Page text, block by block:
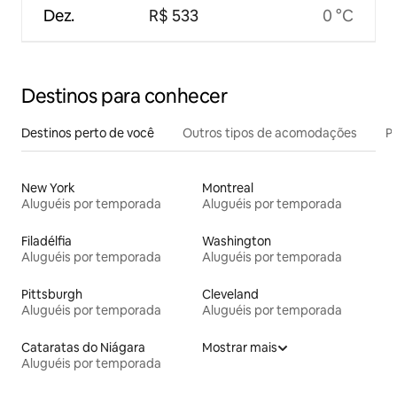
Dez. R$ 533 0 °C
Destinos para conhecer
Destinos perto de você Outros tipos de acomodações
New York
Aluguéis por temporada
Montreal
Aluguéis por temporada
Filadélfia
Aluguéis por temporada
Washington
Aluguéis por temporada
Pittsburgh
Aluguéis por temporada
Cleveland
Aluguéis por temporada
Cataratas do Niágara
Aluguéis por temporada
Mostrar mais